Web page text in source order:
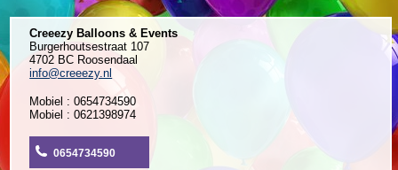
Creeezy Balloons & Events
Burgerhoutsestraat 107
4702 BC Roosendaal
info@creeezy.nl
Mobiel : 0654734590
Mobiel : 0621398974
0654734590